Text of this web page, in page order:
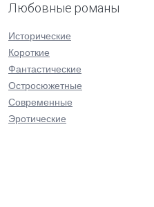
Любовные романы
Исторические
Короткие
Фантастические
Остросюжетные
Современные
Эротические